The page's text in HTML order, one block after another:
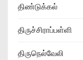
திண்டுக்கல்
திருச்சிராப்பள்ளி
திருநெல்வேலி